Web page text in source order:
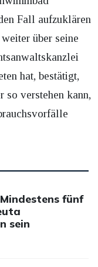
Fall aufzuklären
über seine
hat, bestätigt,
so verstehen kann,
fünf
sein